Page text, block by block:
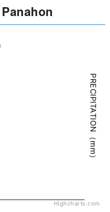
PRECIPITATION（mm）
Highcharts.com